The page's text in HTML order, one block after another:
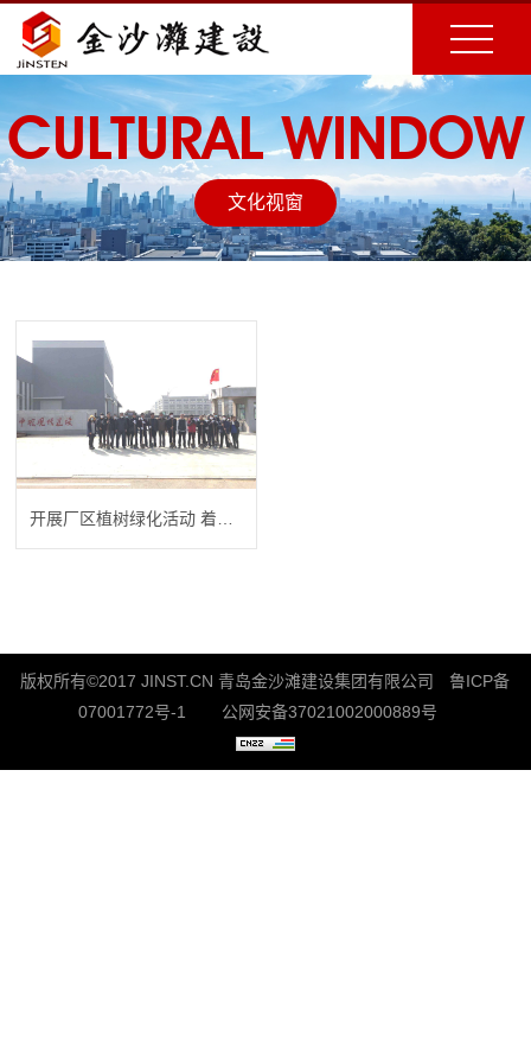
CULTURAL WINDOW
文化视窗
开展厂区植树绿化活动 着力
版权所有©2017 JINST.CN 青岛金沙滩建设集团有限公司
鲁ICP备
07001772号-1
公网安备37021002000889号